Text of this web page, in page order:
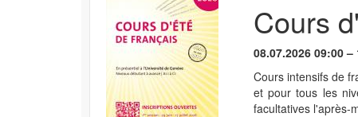
Cours
08.07.2026 09:00 –
Cours intensifs de
et pour tous les
facultatives l'après-